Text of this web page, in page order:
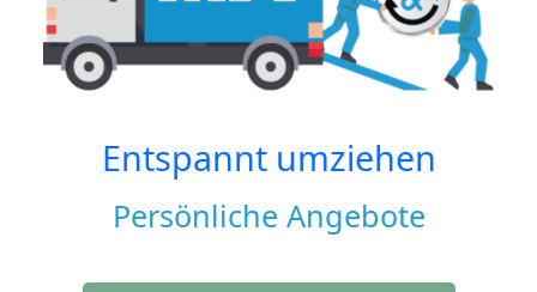
Entspannt umziehen
Persönliche Angebote